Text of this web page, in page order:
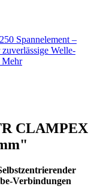
Spannelement –
Welle-
Mehr
CLAMPEX
Verbindungen